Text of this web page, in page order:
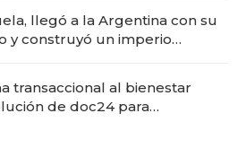
llegó a la Argentina con su
y construyó un imperio
transaccional al bienestar
de doc24 para